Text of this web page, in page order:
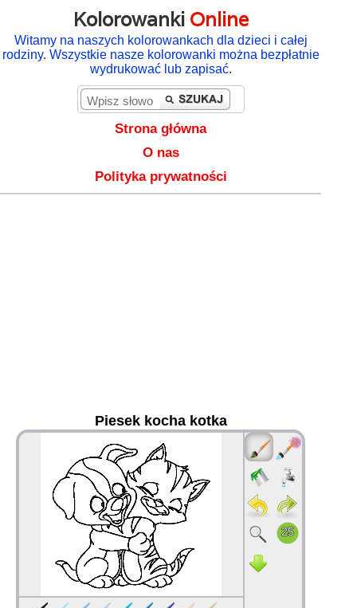
Kolorowanki Online
Witamy na naszych kolorowankach dla dzieci i całej
rodziny. Wszystkie nasze kolorowanki można bezpłatnie
wydrukować lub zapisać.
Strona główna
O nas
Polityka prywatności
Piesek kocha kotka